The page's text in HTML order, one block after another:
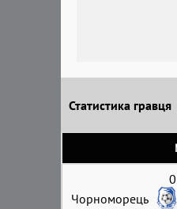
Статистика гравця
Чорноморець